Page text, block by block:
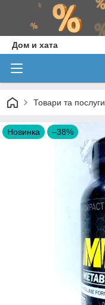
Дом и хата
Товари та послуги
Новинка –38%